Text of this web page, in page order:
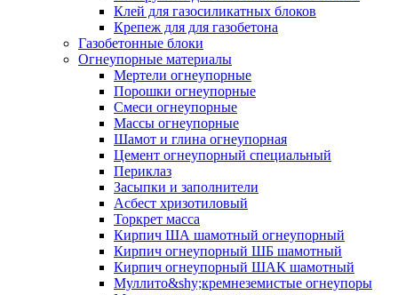
Клей для газосиликатных блоков
Крепеж для для газобетона
Газобетонные блоки
Огнеупорные материалы
Мертели огнеупорные
Порошки огнеупорные
Смеси огнеупорные
Массы огнеупорные
Шамот и глина огнеупорная
Цемент огнеупорный специальный
Периклаз
Засыпки и заполнители
Асбест хризотиловый
Торкрет масса
Кирпич ША шамотный огнеупорный
Кирпич огнеупорный ШБ шамотный
Кирпич огнеупорный ШАК шамотный
Муллито&shy;­кремнеземистые огнеупоры